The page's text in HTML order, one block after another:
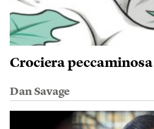
Crociera peccaminosa
Dan Savage